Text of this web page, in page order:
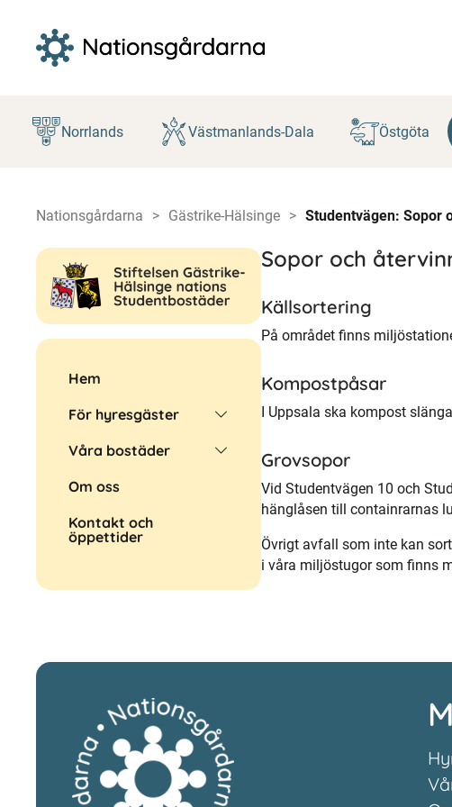
innehåll
Norrlands Västmanlands-Dala Östgöta
Nationsgårdarna Gästrike-Hälsinge Studentvägen: Sopor
Hem
För hyresgäster
Våra bostäder
Om oss
Kontakt och
öppettider
Sopor och
Källsortering
På området finns
Kompostpåsar
I Uppsala ska kompost
Grovsopor
Vid Studentvägen 10 och
hänglåsen till containrarnas
Övrigt avfall som inte kan
i våra miljöstugor som finns